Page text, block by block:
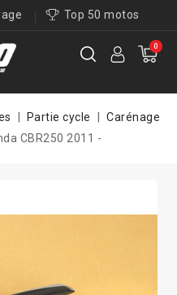
Top 50 motos
0
Partie cycle
Carénage
CBR250 2011 -